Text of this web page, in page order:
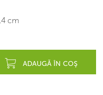
cm
leiADAUGĂ ÎN COŞ